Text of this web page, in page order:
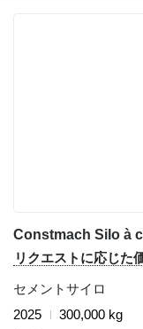
Constmach Silo à
リクエストに応じた
セメントサイロ
2025
300,000 kg